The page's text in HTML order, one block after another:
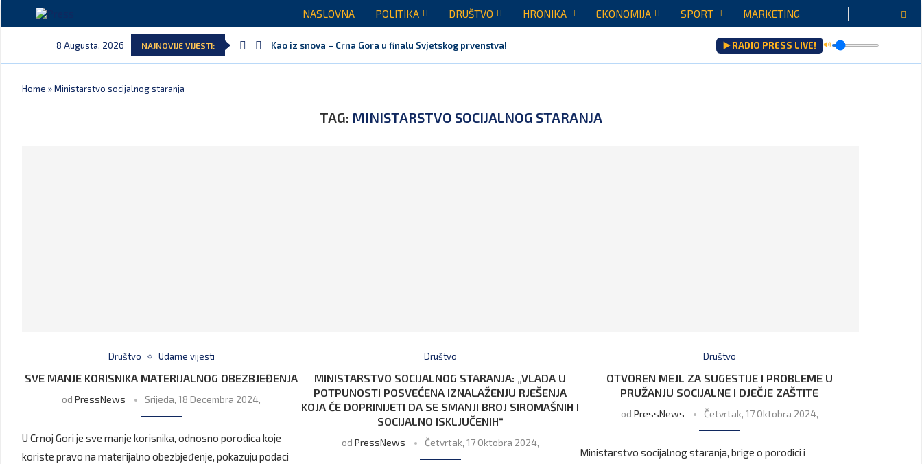
NASLOVNA POLITIKA DRUŠTVO HRONIKA EKONOMIJA SPORT MARKETING
8 Augusta, 2026 NAJNOVIJE VIJESTI: Kao iz snova – Crna Gora u finalu Svjetskog prvenstva! ▶️ RADIO PRESS LIVE! 🔊
Home »Ministarstvo socijalnog staranja
TAG: MINISTARSTVO SOCIJALNOG STARANJA
Društvo Udarne vijesti
SVE MANJE KORISNIKA MATERIJALNOG OBEZBJEĐENJA
odPressNews Srijeda, 18 Decembra 2024,
U Crnoj Gori je sve manje korisnika, odnosno porodica koje
koriste pravo na materijalno obezbjeđenje, pokazuju podaci
Društvo
MINISTARSTVO SOCIJALNOG STARANJA: „VLADA U
POTPUNOSTI POSVEĆENA IZNALAŽENJU RJEŠENJA
KOJA ĆE DOPRINIJETI DA SE SMANJI BROJ SIROMAŠNIH I
SOCIJALNO ISKLJUČENIH“
od PressNews Četvrtak, 17 Oktobra 2024,
Društvo
OTVOREN MEJL ZA SUGESTIJE I PROBLEME U
PRUŽANJU SOCIJALNE I DJEČJE ZAŠTITE
od PressNews Četvrtak, 17 Oktobra 2024,
Ministarstvo socijalnog staranja, brige o porodici i